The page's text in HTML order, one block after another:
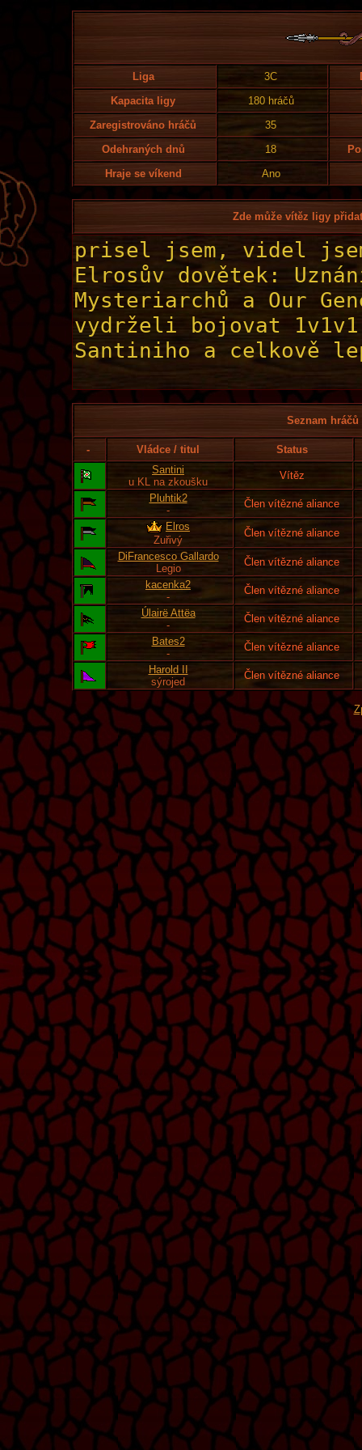
Liga 3C
Kapacita ligy
180 hráčů
Zaregistrováno hráčů
35
Odehraných dnů
18
Hraje se víkend
Ano
Zde může vítěz ligy
Seznam
- Vládce / titul
Status
Santini
u KL na zkoušku
Vítěz
Pluhtik2
-
Člen vítězné aliance
Elros
Zuřivý
Člen vítězné aliance
DiFrancesco Gallardo
Legio
Člen vítězné aliance
kacenka2
-
Člen vítězné aliance
Úlairë Attëa
-
Člen vítězné aliance
Bates2
-
Člen vítězné aliance
Harold II
sýrojed
Člen vítězné aliance